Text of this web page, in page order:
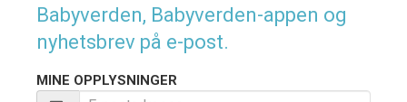
Babyverden, Babyverden-appen og
nyhetsbrev på e-post.
MINE OPPLYSNINGER